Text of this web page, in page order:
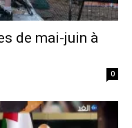
de mai-juin à
0